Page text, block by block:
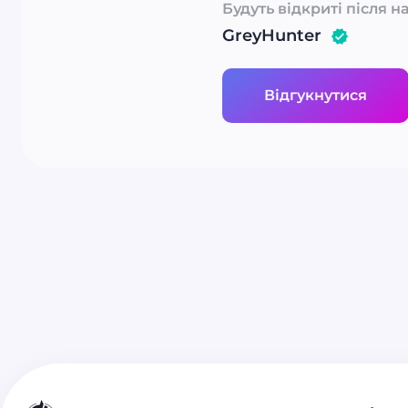
Будуть відкриті після
GreyHunter
Відгукнутися